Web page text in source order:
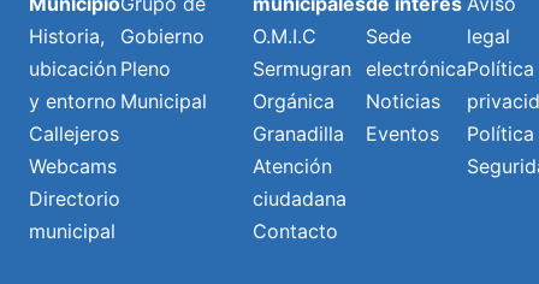
Historia,
ubicación
y entorno
Callejeros
Webcams
Directorio
municipal
Gobierno
Pleno
Municipal
O.M.I.C
Sermugran
Orgánica
Granadilla
Atención
ciudadana
Contacto
Sede
electrónica
Noticias
Eventos
legal
Política
Política